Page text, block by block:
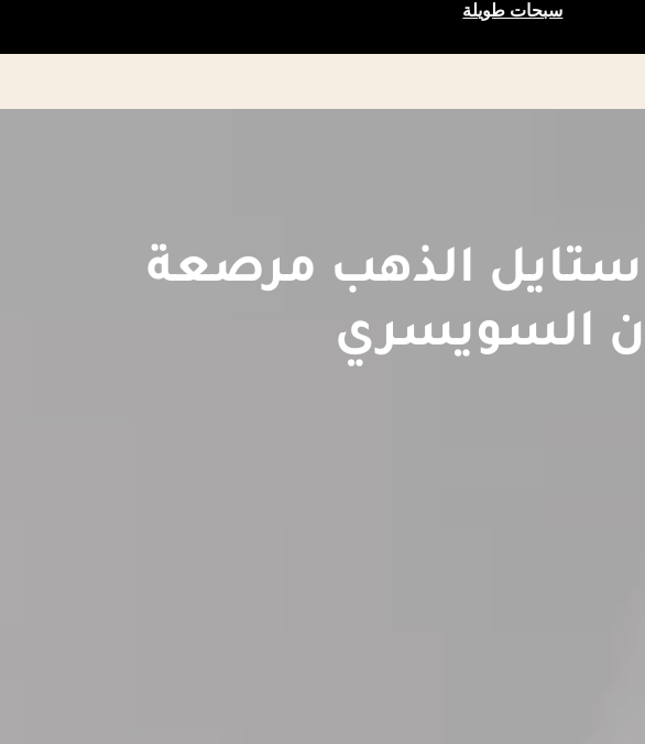
سبحات طويلة
ستايل الذهب مرصعة
السويسري